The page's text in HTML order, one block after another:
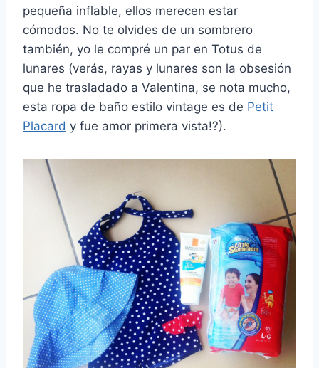
pequeña inflable, ellos merecen estar
cómodos. No te olvides de un sombrero
también, yo le compré un par en Totus de
lunares (verás, rayas y lunares son la obsesión
que he trasladado a Valentina, se nota mucho,
esta ropa de baño estilo vintage es de Petit
Placard y fue amor primera vista!?).